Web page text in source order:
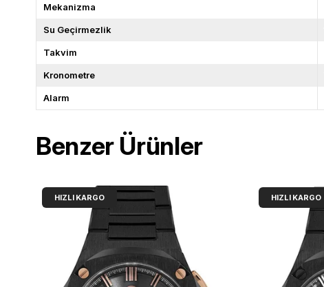
Mekanizma
Su Geçirmezlik
Takvim
Kronometre
Alarm
Benzer Ürünler
HIZLI KARGO HIZLI KARGO